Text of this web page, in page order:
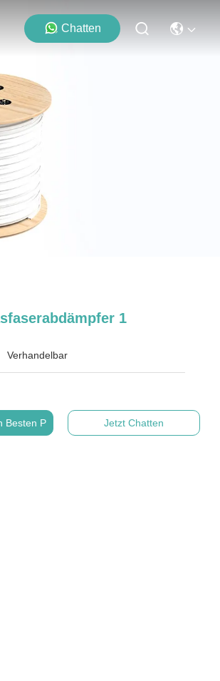
Chatten
1
Verhandelbar
Besten Preis Jetzt Chatten